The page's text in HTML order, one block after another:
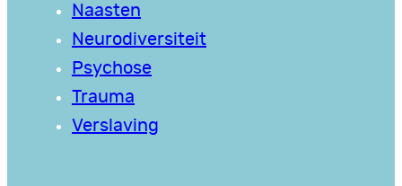
Naasten
Neurodiversiteit
Psychose
Trauma
Verslaving